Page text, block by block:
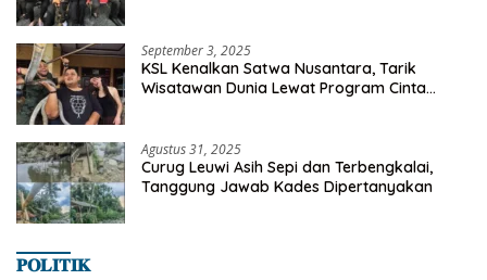
September 3, 2025
KSL Kenalkan Satwa Nusantara, Tarik
Wisatawan Dunia Lewat Program Cinta
Agustus 31, 2025
Curug Leuwi Asih Sepi dan Terbengkalai,
Tanggung Jawab Kades Dipertanyakan
𝐏𝐎𝐋𝐈𝐓𝐈𝐊